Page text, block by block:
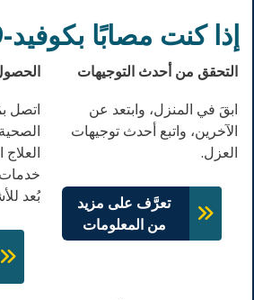
إذا كنت مصابًا بكوفيد-19 الآن
التحقق من أحدث التوجيهات
ابقَ في المنزل، وابتعد عن
الآخرين، واتبع أحدث توجيهات
العزل.
تعرَّف على مزيد
من المعلومات
اتصل
بُعد